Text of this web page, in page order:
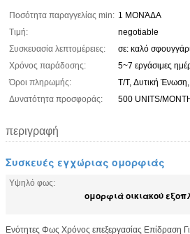
Ποσότητα παραγγελίας min: 1 ΜΟΝΆΔΑ
Τιμή:
negotiable
Συσκευασία λεπτομέρειες:
σε: καλό
Χρόνος παράδοσης:
5~7 εργάσιμες
Όροι πληρωμής:
T/T, Δυτική
Δυνατότητα προσφοράς:
500 UNITS/
περιγραφή
Συσκευές εγχώριας ομορφιάς
Υψηλό φως:
ομορφιά οικιακού
Ενότητες Φως Χρόνος επεξεργασίας Επίδραση